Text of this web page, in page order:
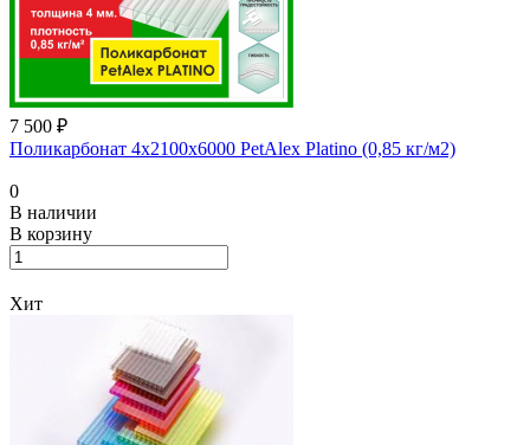
7 500 ₽
Поликарбонат 4х2100х6000 PetAlex Platino (0,85 кг/м2)
0
В наличии
В корзину
Хит